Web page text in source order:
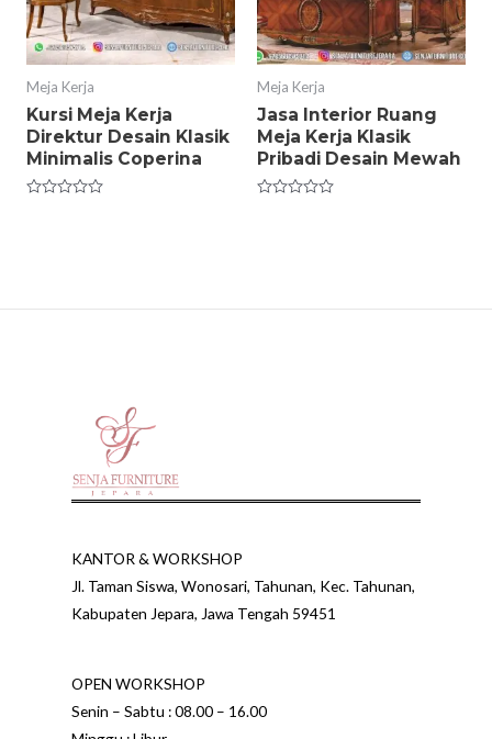
Meja Kerja
Kursi Meja Kerja
Direktur Desain Klasik
Minimalis Coperina
Meja Kerja
Jasa Interior Ruang
Meja Kerja Klasik
Pribadi Desain Mewah
KANTOR & WORKSHOP
Jl. Taman Siswa, Wonosari, Tahunan, Kec. Tahunan,
Kabupaten Jepara, Jawa Tengah 59451
OPEN WORKSHOP
Senin – Sabtu : 08.00 – 16.00